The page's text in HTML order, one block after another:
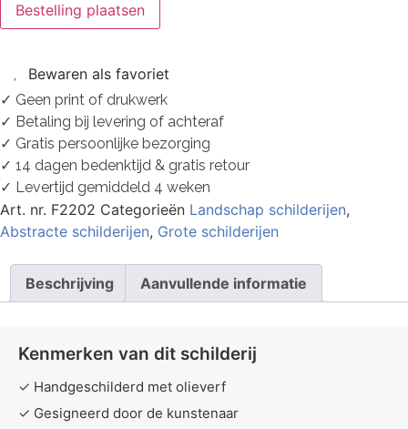
Bestelling plaatsen
Bewaren als favoriet
✓ Geen print of drukwerk
✓ Betaling bij levering of achteraf
✓ Gratis persoonlijke bezorging
✓ 14 dagen bedenktijd & gratis retour
✓ Levertijd gemiddeld 4 weken
Art. nr. F2202 Categorieën Landschap schilderijen,
Abstracte schilderijen, Grote schilderijen
Beschrijving Aanvullende informatie
Kenmerken van dit schilderij
✓ Handgeschilderd met olieverf
✓ Gesigneerd door de kunstenaar